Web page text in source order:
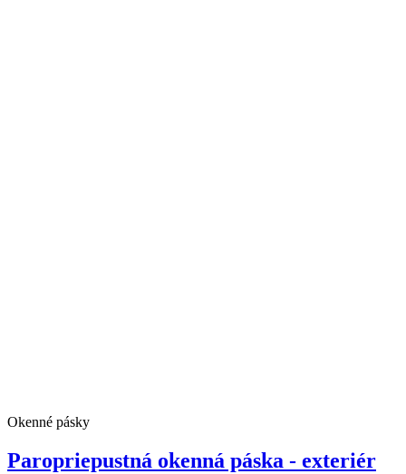
Okenné pásky
Paropriepustná okenná páska - exteriér